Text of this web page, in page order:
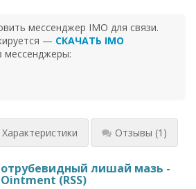
мессенджер IMO для связи.
— СКАЧАТЬ IMO
мессенджеры:
Характеристики Отзывы (1)
лишай мазь -
(RSS)